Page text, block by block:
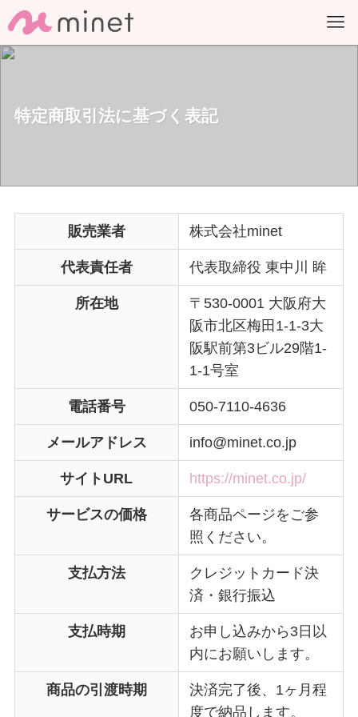
特定商取引法に基づく表記
販売業者 株式会社minet
代表責任者 代表取締役 東中川 眸
所在地
〒530-0001 大阪府大
阪市北区梅田1-1-3大
阪駅前第3ビル29階1-
1-1号室
電話番号 050-7110-4636
メールアドレス info@minet.co.jp
サイトURL https://minet.co.jp/
サービスの価格
各商品ページをご参
照ください。
支払方法
クレジットカード決
済・銀行振込
支払時期
お申し込みから3日以
内にお願いします。
商品の引渡時期
決済完了後、1ヶ月程
度で納品します。